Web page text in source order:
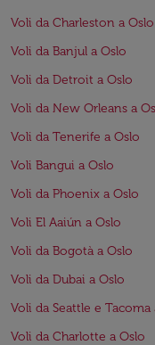
Voli da Charleston a Oslo
Voli da Banjul a Oslo
Voli da Detroit a Oslo
Voli da New Orleans a
Voli da Tenerife a Oslo
Voli Bangui a Oslo
Voli da Phoenix a Oslo
Voli El Aaiún a Oslo
Voli da Bogotà a Oslo
Voli da Dubai a Oslo
Voli da Seattle e Tacoma
Voli da Charlotte a Oslo